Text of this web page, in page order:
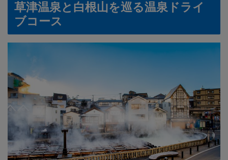
草津温泉と白根山を巡る温泉ドライ
ブコース